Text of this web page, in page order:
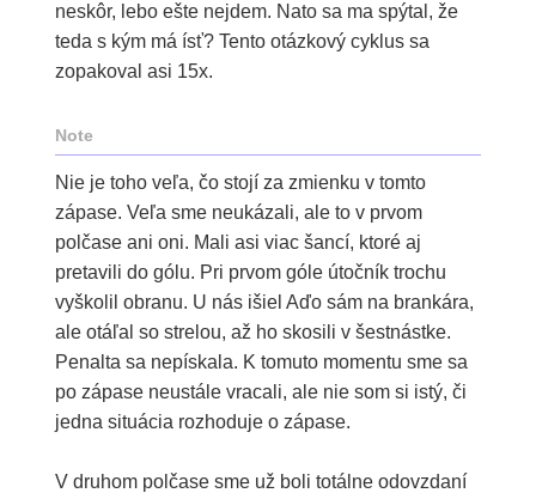
neskôr, lebo ešte nejdem. Nato sa ma spýtal, že
teda s kým má ísť? Tento otázkový cyklus sa
zopakoval asi 15x.
Note
Nie je toho veľa, čo stojí za zmienku v tomto
zápase. Veľa sme neukázali, ale to v prvom
polčase ani oni. Mali asi viac šancí, ktoré aj
pretavili do gólu. Pri prvom góle útočník trochu
vyškolil obranu. U nás išiel Aďo sám na brankára,
ale otáľal so strelou, až ho skosili v šestnástke.
Penalta sa nepískala. K tomuto momentu sme sa
po zápase neustále vracali, ale nie som si istý, či
jedna situácia rozhoduje o zápase.
V druhom polčase sme už boli totálne odovzdaní